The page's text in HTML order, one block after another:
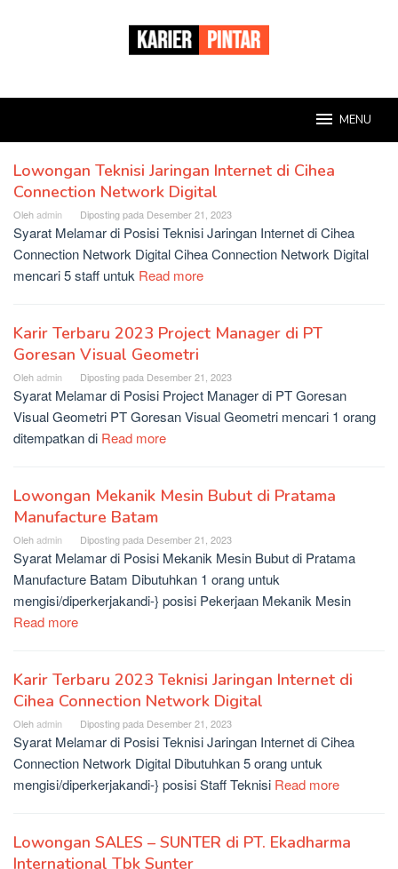
MENU
KarierPintar
Lowongan Teknisi Jaringan Internet di Cihea
Connection Network Digital
Olehadmin Diposting pada Desember 21, 2023
Syarat Melamar di Posisi Teknisi Jaringan Internet di Cihea
Connection Network Digital Cihea Connection Network Digital
mencari 5 staff untuk Read more
Karir Terbaru 2023 Project Manager di PT
Goresan Visual Geometri
Olehadmin Diposting pada Desember 21, 2023
Syarat Melamar di Posisi Project Manager di PT Goresan
Visual Geometri PT Goresan Visual Geometri mencari 1 orang
ditempatkan di Read more
Lowongan Mekanik Mesin Bubut di Pratama
Manufacture Batam
Olehadmin Diposting pada Desember 21, 2023
Syarat Melamar di Posisi Mekanik Mesin Bubut di Pratama
Manufacture Batam Dibutuhkan 1 orang untuk
mengisi/diperkerjakandi-} posisi Pekerjaan Mekanik Mesin
Read more
Karir Terbaru 2023 Teknisi Jaringan Internet di
Cihea Connection Network Digital
Olehadmin Diposting pada Desember 21, 2023
Syarat Melamar di Posisi Teknisi Jaringan Internet di Cihea
Connection Network Digital Dibutuhkan 5 orang untuk
mengisi/diperkerjakandi-} posisi Staff Teknisi Read more
Lowongan SALES – SUNTER di PT. Ekadharma
International Tbk Sunter